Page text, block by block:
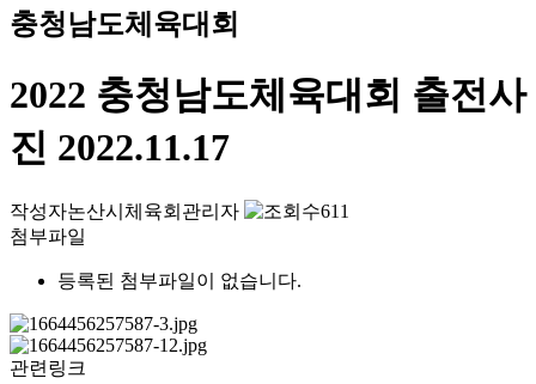
충청남도체육대회
2022 충청남도체육대회 출전사
진 2022.11.17
작성자논산시체육회관리자
611
첨부파일
등록된 첨부파일이 없습니다.
관련링크